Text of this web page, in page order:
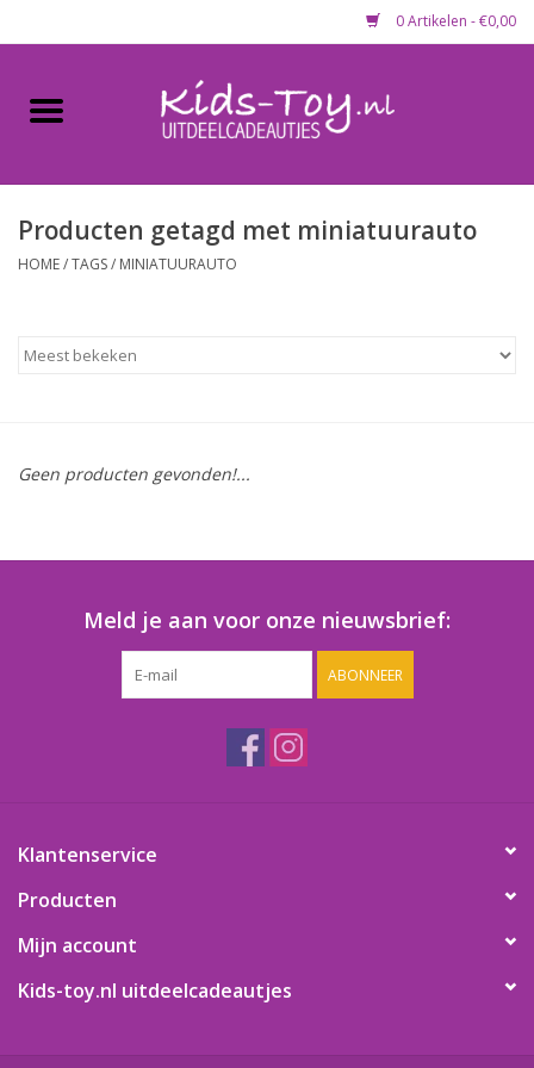
0 Artikelen - €0,00
Home
Gevulde capsules & mixen
Maandaanbieding
Lege capsules
Speelgoedpakketten
Gevulde capsules & mixen
Snoep / kauwgomballen
Producten getagd met miniatuurauto
HOME/TAGS/ MINIATUURAUTO
Geen producten gevonden!...
Meld je aan voor onze nieuwsbrief:
ABONNEER
Klantenservice
Producten
Mijn account
Kids-toy.nl uitdeelcadeautjes